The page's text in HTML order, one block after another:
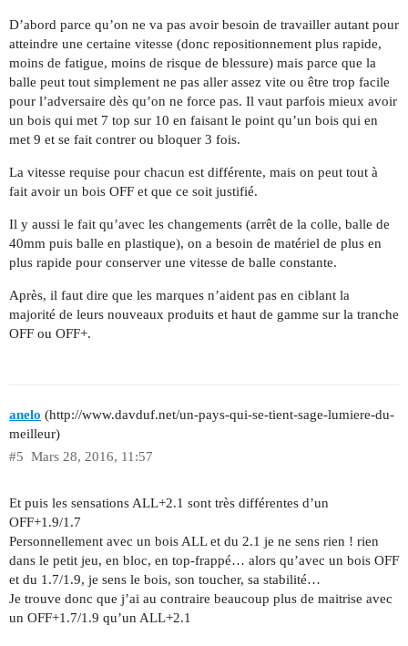
D’abord parce qu’on ne va pas avoir besoin de travailler autant pour
atteindre une certaine vitesse (donc repositionnement plus rapide,
moins de fatigue, moins de risque de blessure) mais parce que la
balle peut tout simplement ne pas aller assez vite ou être trop facile
pour l’adversaire dès qu’on ne force pas. Il vaut parfois mieux avoir
un bois qui met 7 top sur 10 en faisant le point qu’un bois qui en
met 9 et se fait contrer ou bloquer 3 fois.
La vitesse requise pour chacun est différente, mais on peut tout à
fait avoir un bois OFF et que ce soit justifié.
Il y aussi le fait qu’avec les changements (arrêt de la colle, balle de
40mm puis balle en plastique), on a besoin de matériel de plus en
plus rapide pour conserver une vitesse de balle constante.
Après, il faut dire que les marques n’aident pas en ciblant la
majorité de leurs nouveaux produits et haut de gamme sur la tranche
OFF ou OFF+.
anelo (http://www.davduf.net/un-pays-qui-se-tient-sage-lumiere-du-
meilleur)
Mars 28, 2016, 11:57
#5
Et puis les sensations ALL+2.1 sont très différentes d’un
OFF+1.9/1.7
Personnellement avec un bois ALL et du 2.1 je ne sens rien ! rien
dans le petit jeu, en bloc, en top-frappé… alors qu’avec un bois OFF
et du 1.7/1.9, je sens le bois, son toucher, sa stabilité…
Je trouve donc que j’ai au contraire beaucoup plus de maitrise avec
un OFF+1.7/1.9 qu’un ALL+2.1